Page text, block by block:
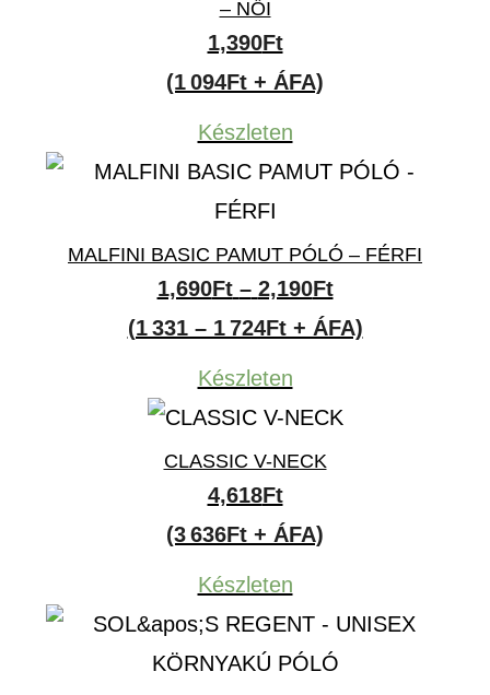
– NŐI
1,390Ft
(1 094Ft + ÁFA)
Készleten
MALFINI BASIC PAMUT PÓLÓ – FÉRFI
1,690Ft – 2,190FtÁrtartomány:
1,690Ft
2,190Ft
(1 331 – 1 724Ft + ÁFA)
Készleten
CLASSIC V-NECK
4,618Ft
(3 636Ft + ÁFA)
Készleten